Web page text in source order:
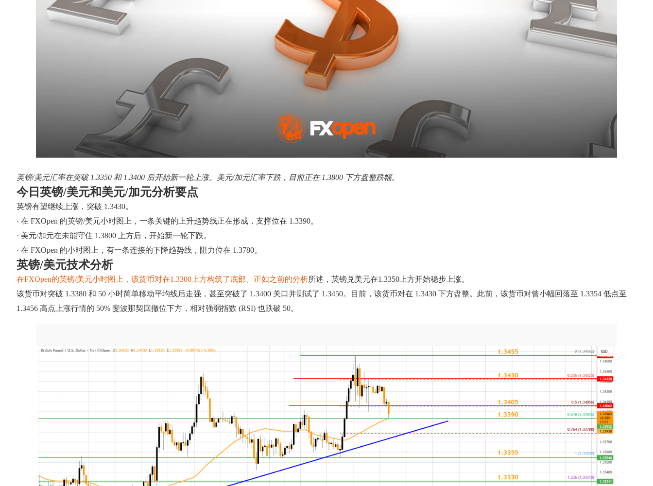
英镑/美元汇率在突破 1.3350 和 1.3400 后开始新一轮上涨。美元/加元汇率下跌，目前正在 1.3800 下方盘整跌幅。
今日英镑/美元和美元/加元分析要点
英镑有望继续上涨，突破 1.3430。
· 在 FXOpen 的英镑/美元小时图上，一条关键的上升趋势线正在形成，支撑位在 1.3390。
· 美元/加元在未能守住 1.3800 上方后，开始新一轮下跌。
· 在 FXOpen 的小时图上，有一条连接的下降趋势线，阻力位在 1.3780。
英镑/美元技术分析
在FXOpen的英镑/美元小时图上，该货币对在1.3300上方构筑了底部。正如之前的分析所述，英镑兑美元在1.3350上方开始稳步上涨。
该货币对突破 1.3380 和 50 小时简单移动平均线后走强，甚至突破了 1.3400 关口并测试了 1.3450。目前，该货币对在 1.3430 下方盘整。此前，该货币对曾小幅回落至 1.3354 低点至
1.3456 高点上涨行情的 50% 斐波那契回撤位下方，相对强弱指数 (RSI) 也跌破 50。